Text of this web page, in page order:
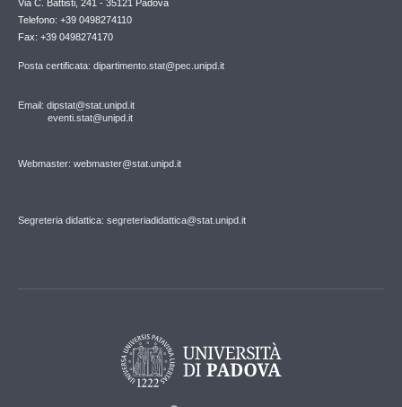
Via C. Battisti, 241 - 35121 Padova
Telefono: +39 0498274110
Fax: +39 0498274170
Posta certificata: dipartimento.stat@pec.unipd.it
Email: dipstat@stat.unipd.it
eventi.stat@unipd.it
Webmaster: webmaster@stat.unipd.it
Segreteria didattica: segreteriadidattica@stat.unipd.it